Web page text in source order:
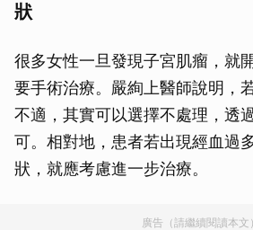
狀
很多女性一旦發現子宮肌瘤，就
要手術治療。嚴絢上醫師說明，
不適，其實可以選擇不處理，透
可。相對地，患者若出現經血過
狀，就應考慮進一步治療。
廣告（請繼續閱讀本文）